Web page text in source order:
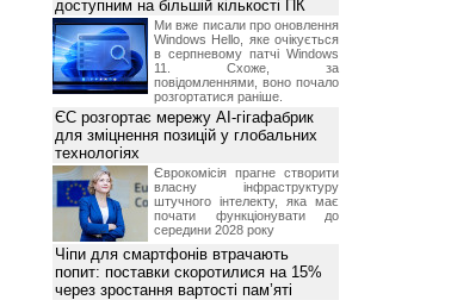
доступним на більшій кількості ПК
Ми вже писали про оновлення
Windows Hello, яке очікується
в серпневому патчі Windows
11. Схоже, за
повідомленнями, воно почало
розгортатися раніше.
ЄС розгортає мережу AI-гігафабрик
для зміцнення позицій у глобальних
технологіях
Єврокомісія прагне створити
власну інфраструктуру
штучного інтелекту, яка має
почати функціонувати до
середини 2028 року
Чіпи для смартфонів втрачають
попит: поставки скоротилися на 15%
через зростання вартості пам’яті